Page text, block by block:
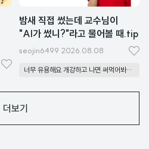
좋
아
요
밤새 직접 썼는데 교수님이
"AI가 썼니?"라고 물어볼 때.tip
seojin6499 2026.08.08
너무 유용해요 개강하고 나면 써먹어봐야겠네요!
좋
요
더보기